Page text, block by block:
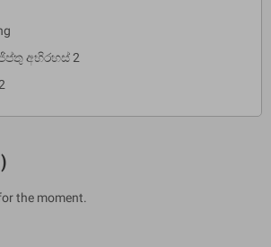
අභිරහස් 2
the moment.